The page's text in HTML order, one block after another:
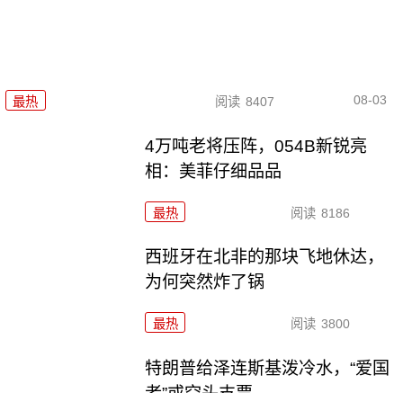
最热 阅读 8407 08-03
4万吨老将压阵，054B新锐亮
相：美菲仔细品品
最热 阅读 8186
西班牙在北非的那块飞地休达，
为何突然炸了锅
最热 阅读 3800
特朗普给泽连斯基泼冷水，“爱国